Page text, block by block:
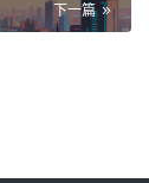
下一篇